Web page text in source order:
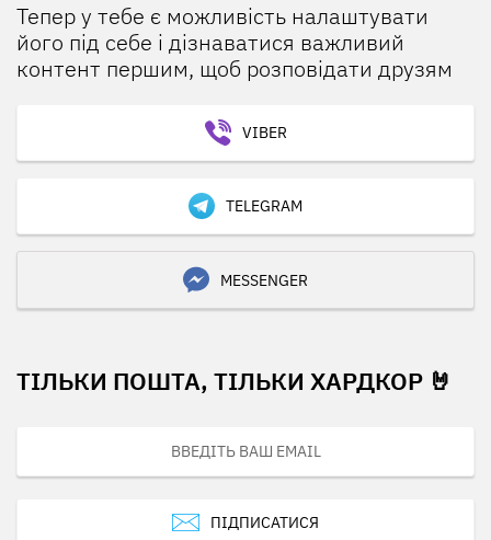
Тепер у тебе є можливість налаштувати
його під себе і дізнаватися важливий
контент першим, щоб розповідати друзям
VIBER
TELEGRAM
MESSENGER
ТІЛЬКИ ПОШТА, ТІЛЬКИ ХАРДКОР 🤘
ПІДПИСАТИСЯ